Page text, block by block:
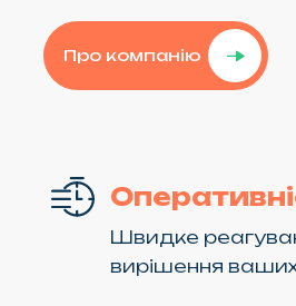
Про компанію
Швидке
вирішення